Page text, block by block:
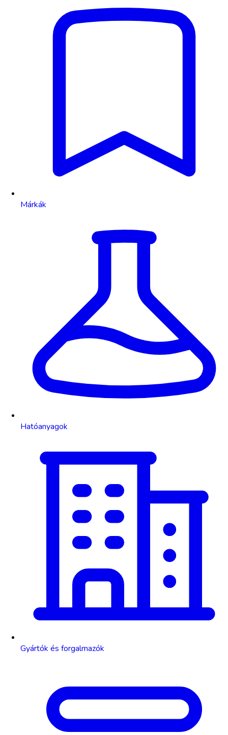
Márkák
Hatóanyagok
Gyártók és forgalmazók